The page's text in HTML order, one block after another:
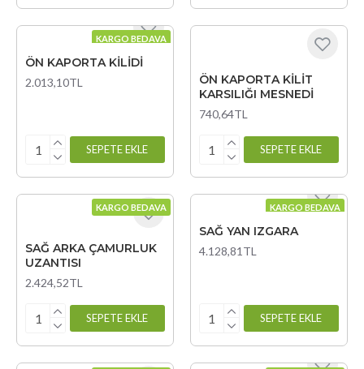
KARGO BEDAVA
ÖN KAPORTA KİLİDİ
2.013,10TL
SEPETE EKLE
ÖN KAPORTA KİLİT
KARSILIĞI MESNEDİ
740,64TL
SEPETE EKLE
KARGO BEDAVA
SAĞ ARKA ÇAMURLUK
UZANTISI
2.424,52TL
SEPETE EKLE
KARGO BEDAVA
SAĞ YAN IZGARA
4.128,81TL
SEPETE EKLE